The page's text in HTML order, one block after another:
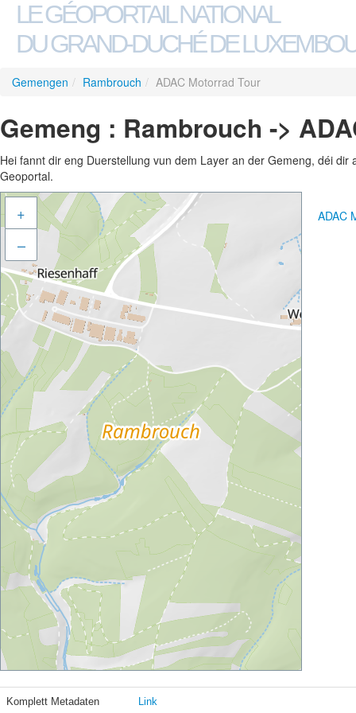
LE GÉOPORTAIL NATIONAL
DU GRAND-DUCHÉ DE
Gemengen / Rambrouch / ADAC Motorrad Tour
Gemeng : Rambrouch ->
Hei fannt dir eng Duerstellung vun dem Layer an der Gemeng, déi
Geoportal.
+
–
ADAC
Komplett Metadaten Link